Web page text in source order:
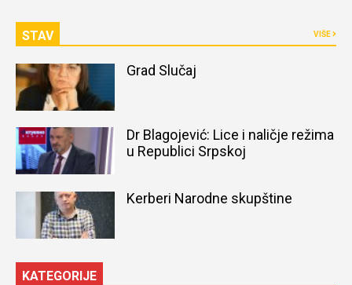
STAV VIŠE
Grad Slučaj
Dr Blagojević: Lice i naličje režima
u Republici Srpskoj
Kerberi Narodne skupštine
KATEGORIJE